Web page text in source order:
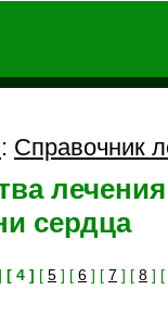
: Справочник
сердца
[ 4 ] [ 5 ] [ 6 ] [ 7 ] [ 8 ] [